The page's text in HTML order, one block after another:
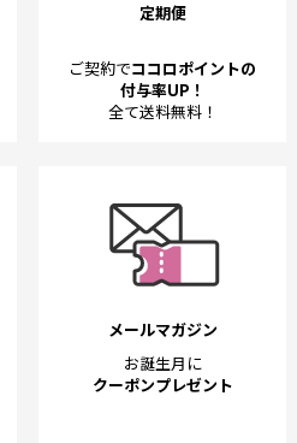
定期便
ご契約でココロポイントの
付与率UP！
全て送料無料！
メールマガジン
お誕生月に
クーポンプレゼント